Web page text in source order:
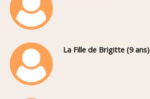
La Fille de Brigitte (9 ans)